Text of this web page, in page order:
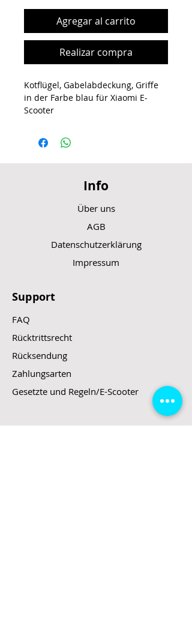
Agregar al carrito
Realizar compra
Kotflügel, Gabelabdeckung, Griffe
in der Farbe blau für Xiaomi E-
Scooter
Info
Über uns
AGB
Datenschutzerklärung
Impressum
Support
FAQ
Rücktrittsrecht
Rücksendung
Zahlungsarten
Gesetzte und Regeln/E-Scooter